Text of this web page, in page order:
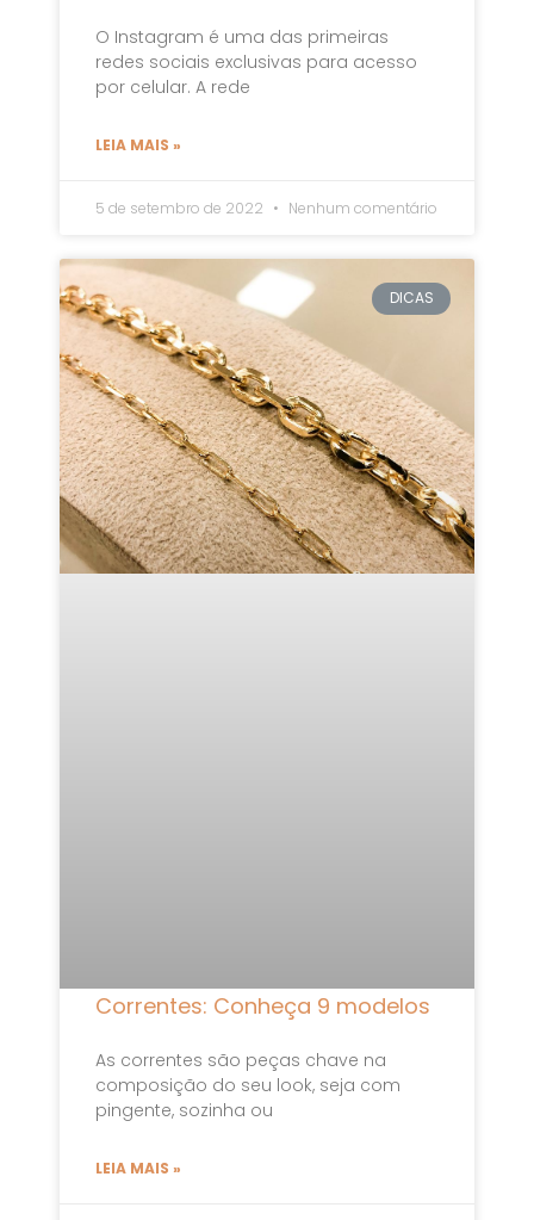
O Instagram é uma das primeiras
redes sociais exclusivas para acesso
por celular. A rede
LEIA MAIS »
5 de setembro de 2022 Nenhum comentário
DICAS
Correntes: Conheça 9 modelos
As correntes são peças chave na
composição do seu look, seja com
pingente, sozinha ou
LEIA MAIS »